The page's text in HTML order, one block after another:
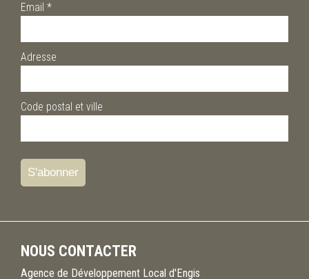
Email *
Adresse
Code postal et ville
NOUS CONTACTER
Agence de Développement Local d'Engis